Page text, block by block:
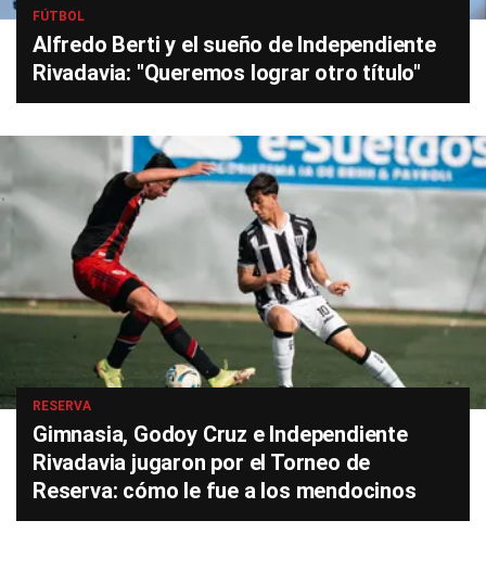
FÚTBOL
Alfredo Berti y el sueño de Independiente
Rivadavia: "Queremos lograr otro título"
RESERVA
Gimnasia, Godoy Cruz e Independiente
Rivadavia jugaron por el Torneo de
Reserva: cómo le fue a los mendocinos